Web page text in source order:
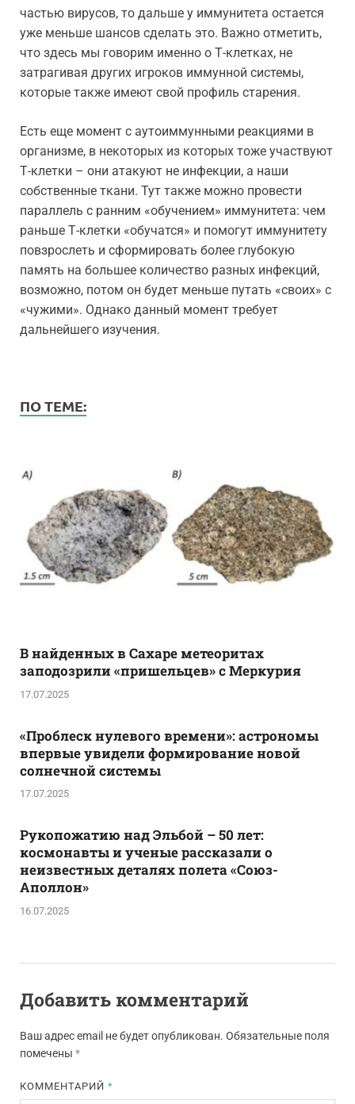
частью вирусов, то дальше у иммунитета остается
уже меньше шансов сделать это. Важно отметить,
что здесь мы говорим именно о Т-клетках, не
затрагивая других игроков иммунной системы,
которые также имеют свой профиль старения.
Есть еще момент с аутоиммунными реакциями в
организме, в некоторых из которых тоже участвуют
Т-клетки – они атакуют не инфекции, а наши
собственные ткани. Тут также можно провести
параллель с ранним «обучением» иммунитета: чем
раньше Т-клетки «обучатся» и помогут иммунитету
повзрослеть и сформировать более глубокую
память на большее количество разных инфекций,
возможно, потом он будет меньше путать «своих» с
«чужими». Однако данный момент требует
дальнейшего изучения.
ПО ТЕМЕ:
В найденных в Сахаре метеоритах
заподозрили «пришельцев» с Меркурия
17.07.2025
«Проблеск нулевого времени»: астрономы
впервые увидели формирование новой
солнечной системы
17.07.2025
Рукопожатию над Эльбой – 50 лет:
космонавты и ученые рассказали о
неизвестных деталях полета «Союз-
Аполлон»
16.07.2025
Добавить комментарий
Ваш адрес email не будет опубликован. Обязательные поля
помечены *
КОММЕНТАРИЙ*